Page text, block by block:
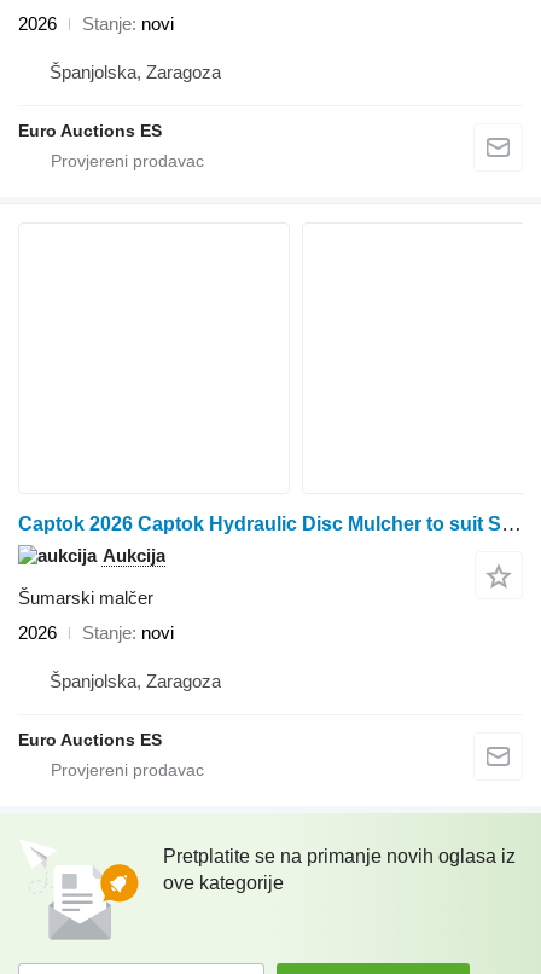
2026
Stanje novi
Španjolska, Zaragoza
Euro Auctions ES
Captok 2026 Captok Hydraulic Disc Mulcher to suit Skidsteer Loader (3 o
Aukcija
Šumarski malčer
2026
Stanje novi
Španjolska, Zaragoza
Euro Auctions ES
Pretplatite se na primanje novih oglasa iz
ove kategorije